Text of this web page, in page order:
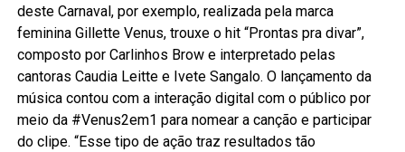
deste Carnaval, por exemplo, realizada pela marca
feminina Gillette Venus, trouxe o hit “Prontas pra divar”,
composto por Carlinhos Brow e interpretado pelas
cantoras Caudia Leitte e Ivete Sangalo. O lançamento da
música contou com a interação digital com o público por
meio da #Venus2em1 para nomear a canção e participar
do clipe. “Esse tipo de ação traz resultados tão